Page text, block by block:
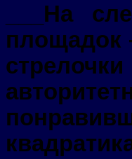
___На
площадок